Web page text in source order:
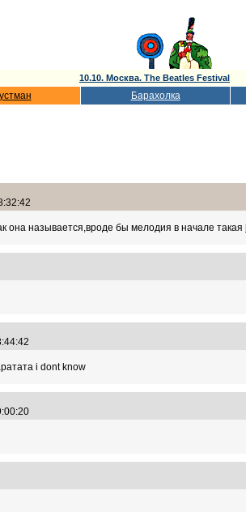
10.10. Москва. The Beatles Festival
Барахолка
она называется,вроде бы мелодия в начале такая
i dont know